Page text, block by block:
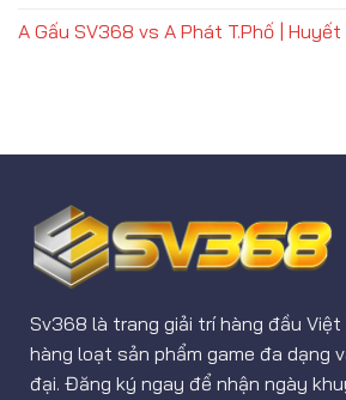
A Gấu SV368 vs A Phát T.Phố | Huyết
Sv368 là trang giải trí hàng đầu Việt
hàng loạt sản phẩm game đa dạng
đại. Đăng ký ngay để nhận ngày